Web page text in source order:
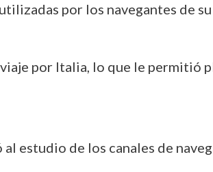
por los navegantes de
por Italia, lo que le permitió
estudio de los canales de